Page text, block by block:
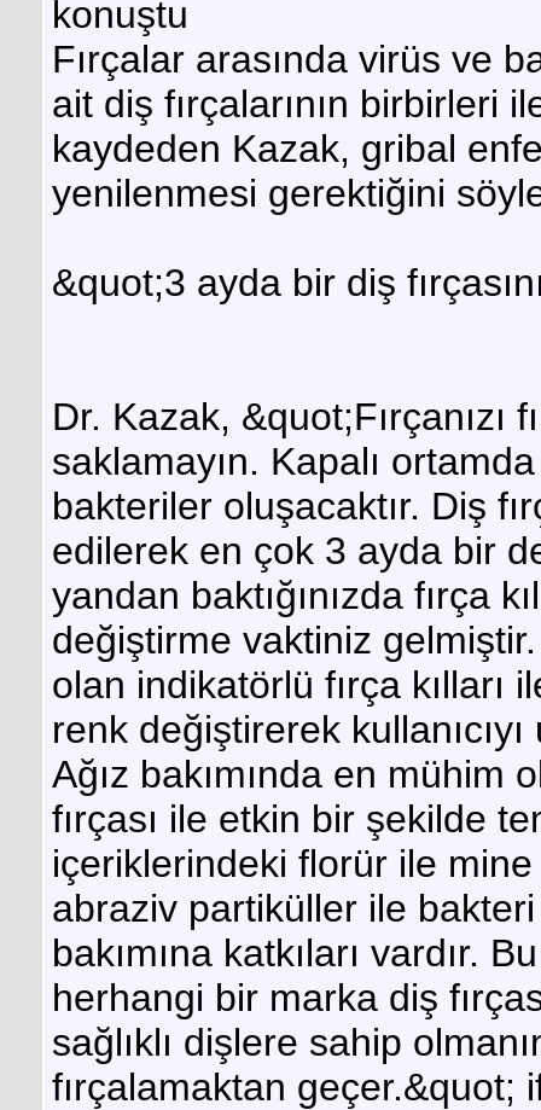
konuştu
Fırçalar arasında virüs ve
ait diş fırçalarının birbirleri
kaydeden Kazak, gribal
yenilenmesi gerektiğini
&quot;3 ayda bir diş
Dr. Kazak, &quot;Fırçanızı
saklamayın. Kapalı
bakteriler oluşacaktır. Diş
edilerek en çok 3 ayda bir
yandan baktığınızda fırça
değiştirme vaktiniz
olan indikatörlü fırça kılları
renk değiştirerek
Ağız bakımında en mühim
fırçası ile etkin bir şekilde
içeriklerindeki florür ile
abraziv partiküller ile bakteri
bakımına katkıları vardır.
herhangi bir marka diş
sağlıklı dişlere sahip
fırçalamaktan geçer.&quot;